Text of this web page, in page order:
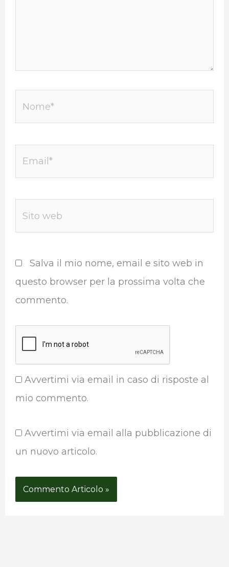
Salva il mio nome, email e sito web in
questo browser per la prossima volta che
commento.
Avvertimi via email in caso di risposte al
mio commento.
Avvertimi via email alla pubblicazione di
un nuovo articolo.